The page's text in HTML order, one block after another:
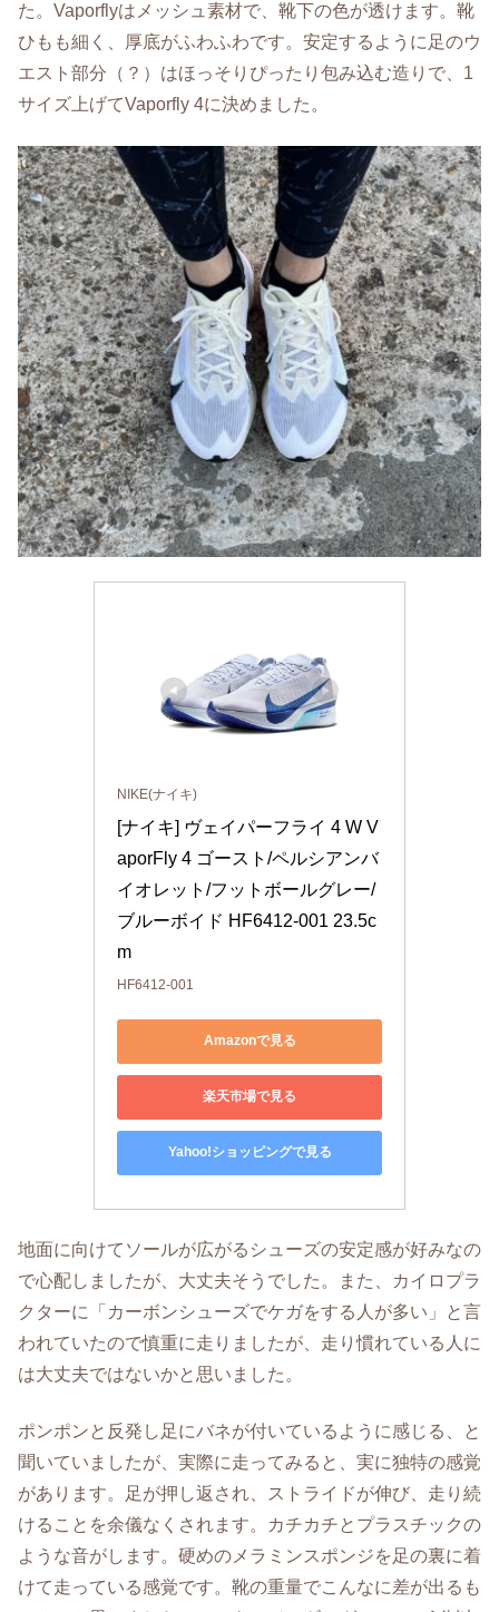
た。Vaporflyはメッシュ素材で、靴下の色が透けます。靴
ひもも細く、厚底がふわふわです。安定するように足のウ
エスト部分（？）はほっそりぴったり包み込む造りで、1
サイズ上げてVaporfly 4に決めました。
NIKE(ナイキ)
[ナイキ] ヴェイパーフライ 4 W V
aporFly 4 ゴースト/ペルシアンバ
イオレット/フットボールグレー/
ブルーボイド HF6412-001 23.5c
m
HF6412-001
Amazonで見る
楽天市場で見る
Yahoo!ショッピングで見る
地面に向けてソールが広がるシューズの安定感が好みなの
で心配しましたが、大丈夫そうでした。また、カイロプラ
クターに「カーボンシューズでケガをする人が多い」と言
われていたので慎重に走りましたが、走り慣れている人に
は大丈夫ではないかと思いました。
ポンポンと反発し足にバネが付いているように感じる、と
聞いていましたが、実際に走ってみると、実に独特の感覚
があります。足が押し返され、ストライドが伸び、走り続
けることを余儀なくされます。カチカチとプラスチックの
ような音がします。硬めのメラミンスポンジを足の裏に着
けて走っている感覚です。靴の重量でこんなに差が出るも